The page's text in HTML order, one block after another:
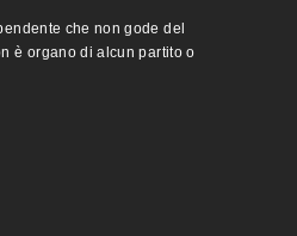
che non gode del
è organo di alcun partito o